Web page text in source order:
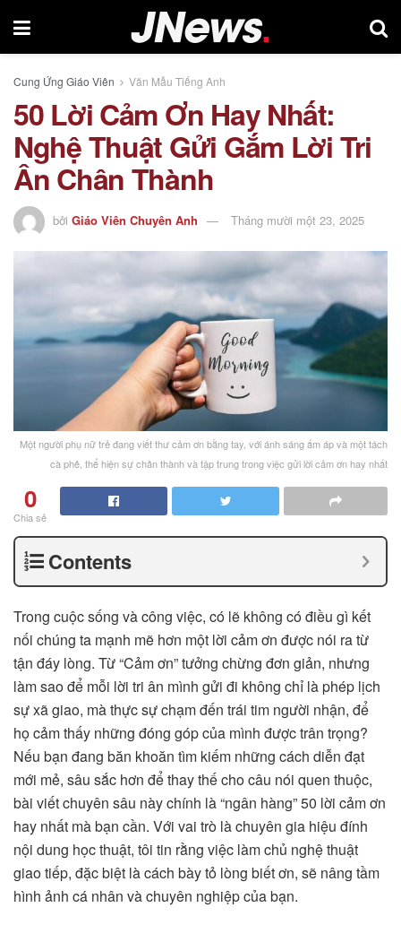
Cung Ứng Giáo Viên Văn Mẫu Tiếng Anh
50 Lời Cảm Ơn Hay Nhất:
Nghệ Thuật Gửi Gắm Lời Tri
Ân Chân Thành
bởi Giáo Viên Chuyên Anh Tháng mười một 23, 2025
Một người phụ nữ trẻ đang viết thư cảm ơn bằng tay, với ánh sáng ấm áp và một tách
cà phê, thể hiện sự chân thành và tập trung trong việc gửi lời cảm ơn hay nhất
0
Chia sẻ
Contents
Trong cuộc sống và công việc, có lẽ không có điều gì kết
nối chúng ta mạnh mẽ hơn một lời cảm ơn được nói ra từ
tận đáy lòng. Từ “Cảm ơn” tưởng chừng đơn giản, nhưng
làm sao để mỗi lời tri ân mình gửi đi không chỉ là phép lịch
sự xã giao, mà thực sự chạm đến trái tim người nhận, để
họ cảm thấy những đóng góp của mình được trân trọng?
Nếu bạn đang băn khoăn tìm kiếm những cách diễn đạt
mới mẻ, sâu sắc hơn để thay thế cho câu nói quen thuộc,
bài viết chuyên sâu này chính là “ngân hàng” 50 lời cảm ơn
hay nhất mà bạn cần. Với vai trò là chuyên gia hiệu đính
nội dung học thuật, tôi tin rằng việc làm chủ nghệ thuật
giao tiếp, đặc biệt là cách bày tỏ lòng biết ơn, sẽ nâng tầm
hình ảnh cá nhân và chuyên nghiệp của bạn.